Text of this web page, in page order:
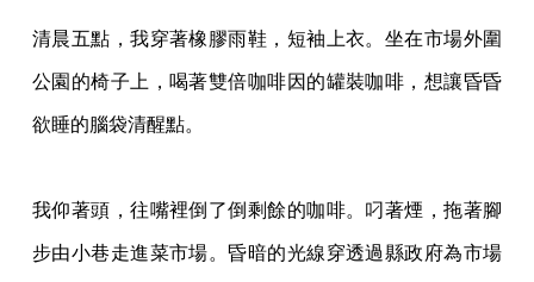
清晨五點，我穿著橡膠雨鞋，短袖上衣。坐在市場外圍
公園的椅子上，喝著雙倍咖啡因的罐裝咖啡，想讓昏昏
欲睡的腦袋清醒點。
我仰著頭，往嘴裡倒了倒剩餘的咖啡。叼著煙，拖著腳
步由小巷走進菜市場。昏暗的光線穿透過縣政府為市場